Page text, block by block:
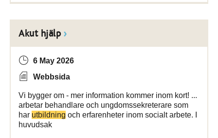
Akut hjälp
6 May 2026
Webbsida
Vi bygger om - mer information kommer inom kort! ...
arbetar behandlare och ungdomssekreterare som
har utbildning och erfarenheter inom socialt arbete. I
huvudsak